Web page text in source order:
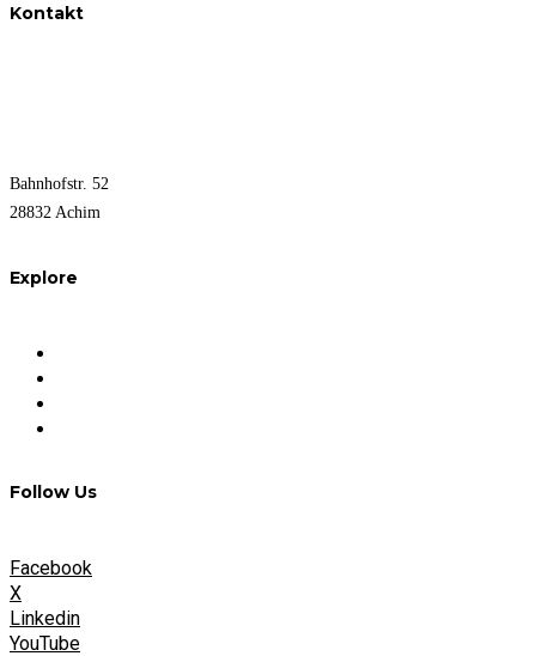
Kontakt
Bahnhofstr. 52
28832 Achim
Explore
Follow Us
Facebook
X
Linkedin
YouTube